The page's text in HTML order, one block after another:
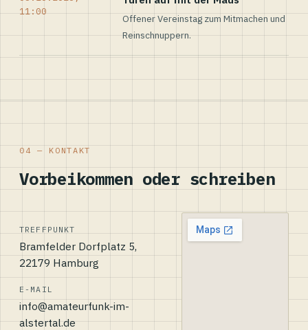
11:00
Offener Vereinstag zum Mitmachen und
Reinschnuppern.
04 — KONTAKT
Vorbeikommen oder schreiben
TREFFPUNKT
Bramfelder Dorfplatz 5,
22179 Hamburg
E-MAIL
info@amateurfunk-im-
alstertal.de